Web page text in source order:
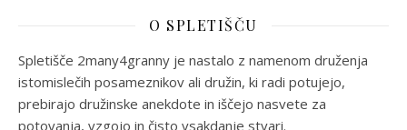
O SPLETIŠČU
Spletišče 2many4granny je nastalo z namenom druženja
istomislečih posameznikov ali družin, ki radi potujejo,
prebirajo družinske anekdote in iščejo nasvete za
potovanja, vzgojo in čisto vsakdanje stvari.